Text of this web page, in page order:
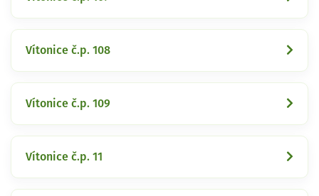
Vítonice č.p. 108
Vítonice č.p. 109
Vítonice č.p. 11